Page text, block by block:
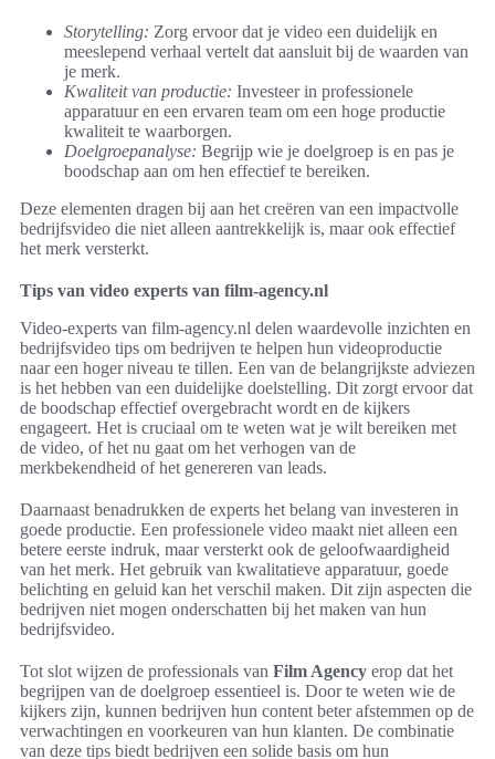
Storytelling: Zorg ervoor dat je video een duidelijk en
meeslepend verhaal vertelt dat aansluit bij de waarden van
je merk.
Kwaliteit van productie: Investeer in professionele
apparatuur en een ervaren team om een hoge productie
kwaliteit te waarborgen.
Doelgroepanalyse: Begrijp wie je doelgroep is en pas je
boodschap aan om hen effectief te bereiken.
Deze elementen dragen bij aan het creëren van een impactvolle
bedrijfsvideo die niet alleen aantrekkelijk is, maar ook effectief
het merk versterkt.
Tips van video experts van film-agency.nl
Video-experts van film-agency.nl delen waardevolle inzichten en
bedrijfsvideo tips om bedrijven te helpen hun videoproductie
naar een hoger niveau te tillen. Een van de belangrijkste adviezen
is het hebben van een duidelijke doelstelling. Dit zorgt ervoor dat
de boodschap effectief overgebracht wordt en de kijkers
engageert. Het is cruciaal om te weten wat je wilt bereiken met
de video, of het nu gaat om het verhogen van de
merkbekendheid of het genereren van leads.
Daarnaast benadrukken de experts het belang van investeren in
goede productie. Een professionele video maakt niet alleen een
betere eerste indruk, maar versterkt ook de geloofwaardigheid
van het merk. Het gebruik van kwalitatieve apparatuur, goede
belichting en geluid kan het verschil maken. Dit zijn aspecten die
bedrijven niet mogen onderschatten bij het maken van hun
bedrijfsvideo.
Tot slot wijzen de professionals van Film Agency erop dat het
begrijpen van de doelgroep essentieel is. Door te weten wie de
kijkers zijn, kunnen bedrijven hun content beter afstemmen op de
verwachtingen en voorkeuren van hun klanten. De combinatie
van deze tips biedt bedrijven een solide basis om hun